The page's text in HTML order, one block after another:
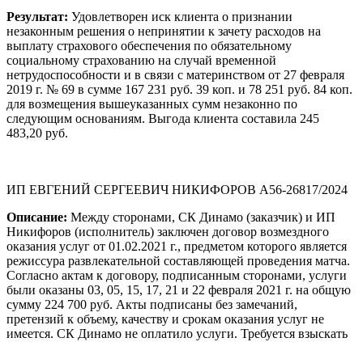
Результат: Удовлетворен иск клиента о признании
незаконным решения о непринятии к зачету расходов на
выплату страхового обеспечения по обязательному
социальному страхованию на случай временной
нетрудоспособности и в связи с материнством от 27 февраля
2019 г. № 69 в сумме 167 231 руб. 39 коп. и 78 251 руб. 84 коп.
для возмещения вышеуказанных сумм незаконно по
следующим основаниям. Выгода клиента составила 245
483,20 руб.
ИП ЕВГЕНИЙ СЕРГЕЕВИЧ НИКИФОРОВ А56-26817/2024
Описание: Между сторонами, СК Динамо (заказчик) и ИП
Никифоров (исполнитель) заключен договор возмездного
оказания услуг от 01.02.2021 г., предметом которого является
режиссура развлекательной составляющей проведения матча.
Согласно актам к договору, подписанным сторонами, услуги
были оказаны 03, 05, 15, 17, 21 и 22 февраля 2021 г. на общую
сумму 224 700 руб. Акты подписаны без замечаний,
претензий к объему, качеству и срокам оказания услуг не
имеется. СК Динамо не оплатило услуги. Требуется взыскать